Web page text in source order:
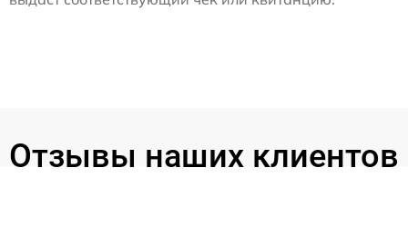
Отзывы наших клиентов